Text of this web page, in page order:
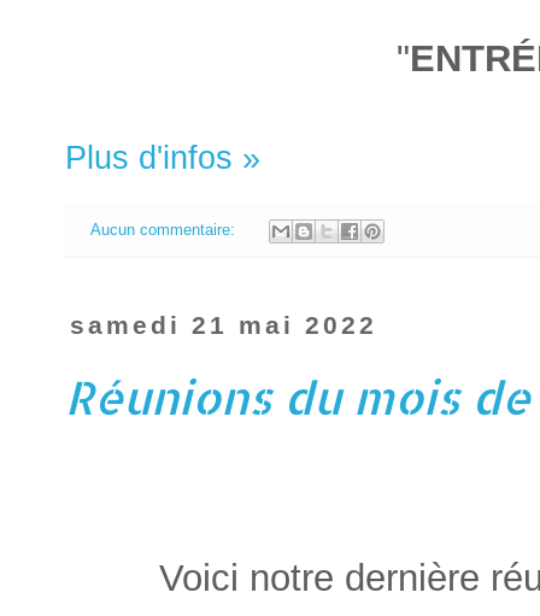
"
Plus d'infos »
Aucun commentaire:
samedi 21 mai 2022
Réunions du mois
Voici notre dernière